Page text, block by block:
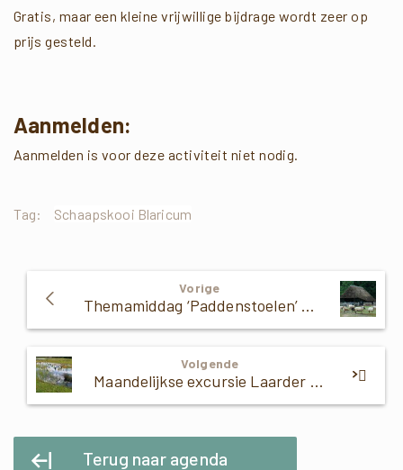
Gratis, maar een kleine vrijwillige bijdrage wordt zeer op
prijs gesteld.
Aanmelden:
Aanmelden is voor deze activiteit niet nodig.
Tag: Schaapskooi Blaricum
Verder
Lezen
Vorige
Themamiddag ‘Paddenstoelen’ Schaapskooi Blaricum
Volgende
Maandelijkse excursie Laarder Wasmeer september
Terug naar agenda